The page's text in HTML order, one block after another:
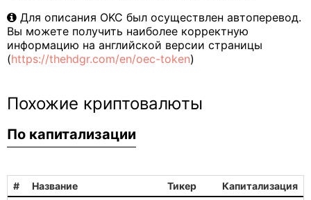
Для описания OKC был осуществлен автоперевод.
Вы можете получить наиболее корректную
информацию на английской версии страницы
(https://thehdgr.com/en/oec-token)
Похожие криптовалюты
По капитализации
# Название Тикер Капитализация